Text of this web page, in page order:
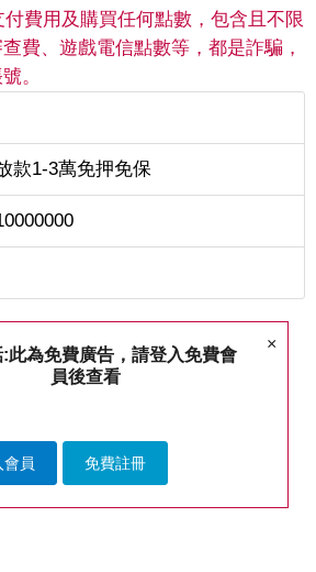
費用及購買任何點數，包含且不限
費、遊戲電信點數等，都是詐騙，
。
款1-3萬免押免保
×
此為免費廣告，請登入免費會
員後查看
會員 免費註冊